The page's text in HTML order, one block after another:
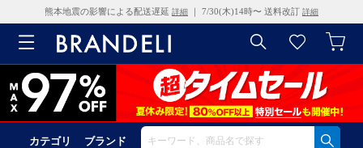
熊本地震の影響による配送遅延 詳細 ｜ 7/30(木)14時〜 送料改訂 詳細
カテゴリ ブランド